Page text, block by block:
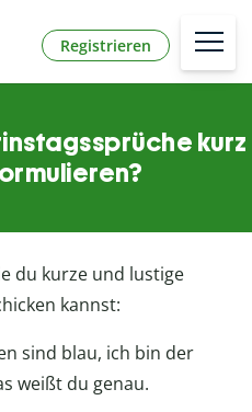
Registrieren
kurz
du kurze und lustige
kannst:
sind blau, ich bin der
weißt du genau.